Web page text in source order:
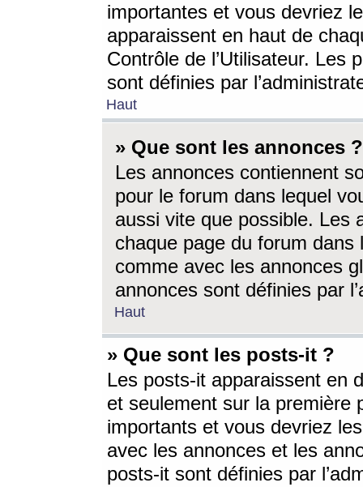
importantes et vous devriez
apparaissent en haut de
Contrôle de l’Utilisateur. Les
sont définies par
Haut
» Que sont les annonces ?
Les annonces contiennent
pour le forum dans lequel
aussi vite que possible. Les
chaque page du forum dans
comme avec les annonces
annonces sont définies par
Haut
» Que sont les posts-it ?
Les posts-it apparaissent en
et seulement sur la première
importants et vous devriez
avec les annonces et les
posts-it sont définies par